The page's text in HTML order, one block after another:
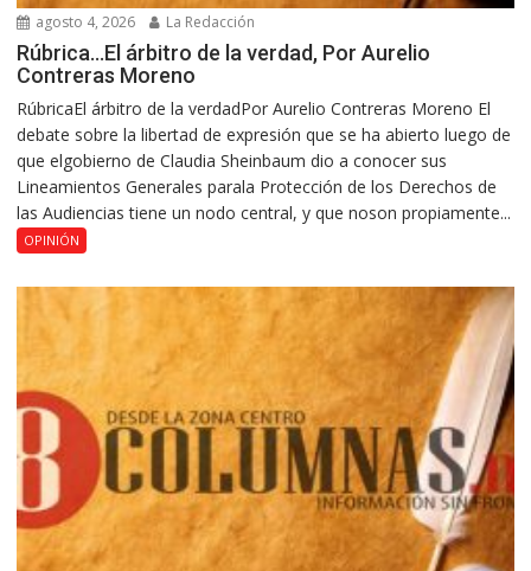
agosto 4, 2026 La Redacción
Rúbrica…El árbitro de la verdad, Por Aurelio
Contreras Moreno
RúbricaEl árbitro de la verdadPor Aurelio Contreras Moreno El
debate sobre la libertad de expresión que se ha abierto luego de
que elgobierno de Claudia Sheinbaum dio a conocer sus
Lineamientos Generales parala Protección de los Derechos de
las Audiencias tiene un nodo central, y que noson propiamente...
OPINIÓN